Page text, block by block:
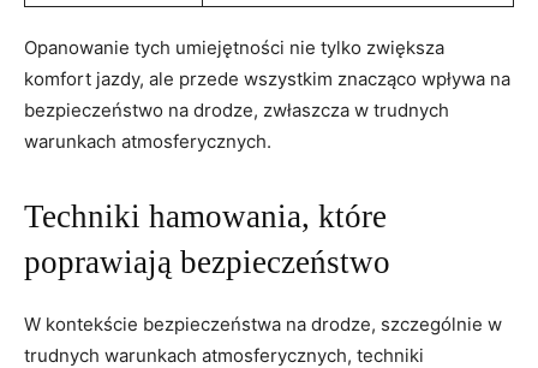
Opanowanie tych umiejętności nie tylko zwiększa
komfort jazdy, ale przede wszystkim znacząco wpływa na
bezpieczeństwo na drodze, zwłaszcza w trudnych
warunkach atmosferycznych.
Techniki hamowania, które
poprawiają bezpieczeństwo
W kontekście bezpieczeństwa na drodze, szczególnie w
trudnych warunkach atmosferycznych, techniki